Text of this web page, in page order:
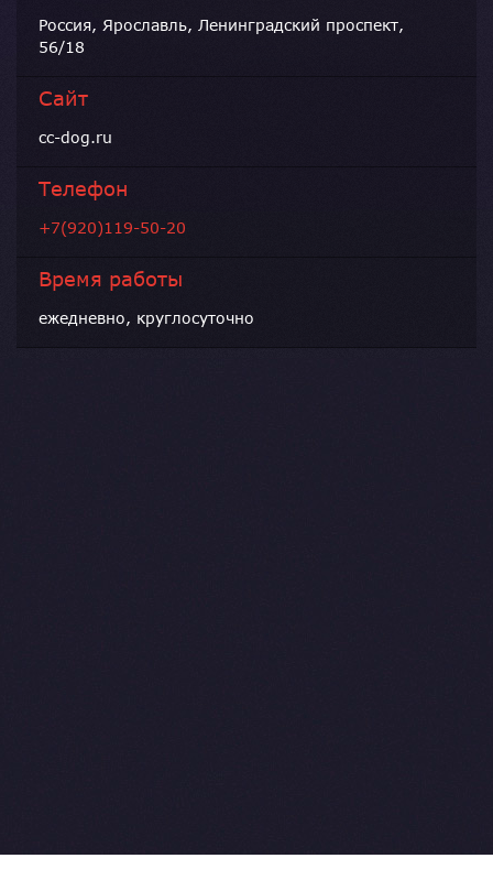
Россия, Ярославль, Ленинградский проспект,
56/18
Сайт
cc-dog.ru
Телефон
+7(920)119-50-20
Время работы
ежедневно, круглосуточно